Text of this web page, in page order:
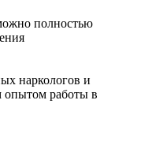
полностью
наркологов и
опытом работы в